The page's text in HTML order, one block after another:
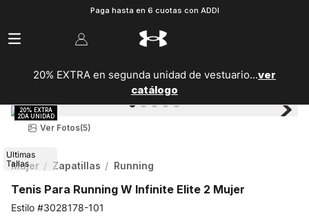
Paga hasta en 6 cuotas con ADDI
20% EXTRA en segunda unidad de vestuario...ver
catálogo
Ultimas
Tallas
Ver Fotos(5)
Mujer Zapatillas Running
Tenis Para Running W Infinite Elite 2 Mujer
3028178-101